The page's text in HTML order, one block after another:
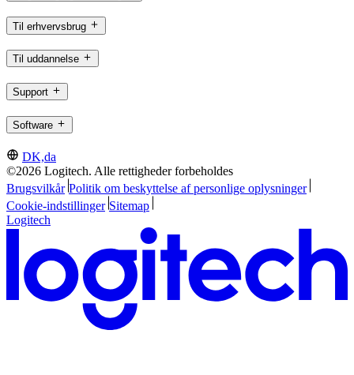
Til erhvervsbrug
Til uddannelse
Support
Software
DK,da
©2026 Logitech. Alle rettigheder forbeholdes
Brugsvilkår Politik om beskyttelse af personlige oplysninger
Cookie-indstillinger Sitemap
Logitech